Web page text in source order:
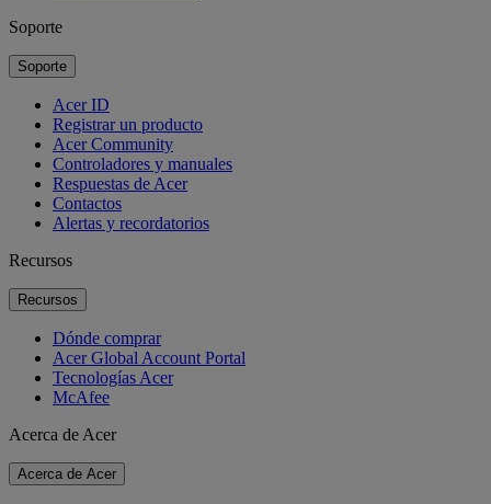
Soporte
Soporte
Acer ID
Registrar un producto
Acer Community
Controladores y manuales
Respuestas de Acer
Contactos
Alertas y recordatorios
Recursos
Recursos
Dónde comprar
Acer Global Account Portal
Tecnologías Acer
McAfee
Acerca de Acer
Acerca de Acer